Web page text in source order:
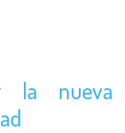
la nueva